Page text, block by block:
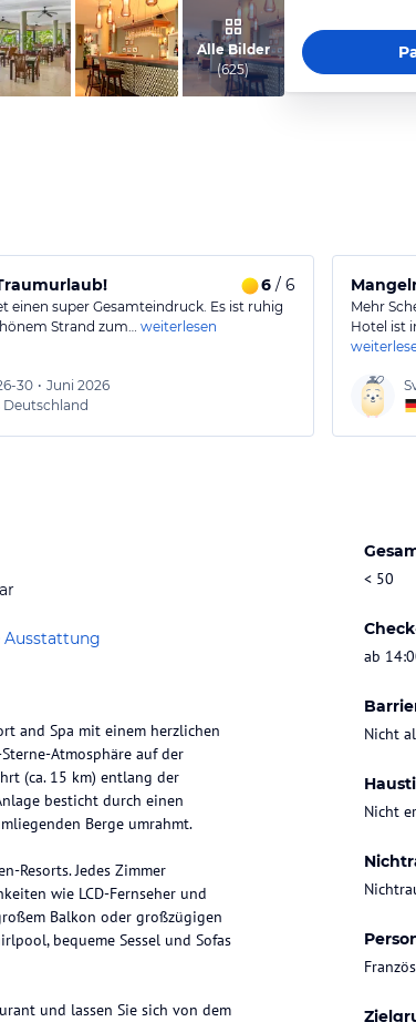
Hotelier, Mai 2015
Alle Bilder
(625)
6/ 6
einen super Gesamteindruck. Es ist ruhig
Strand zum… weiterlesen
30 • Juni 2026
Deutschland
Mehr
Hotel ist
Ausstattung
< 50
ab
Nicht
Nicht
and Spa mit einem herzlichen
Atmosphäre auf der
(ca. 15 km) entlang der
besticht durch einen
Berge umrahmt.
Resorts. Jedes Zimmer
wie LCD-Fernseher und
Balkon oder großzügigen
bequeme Sessel und Sofas
und lassen Sie sich von dem